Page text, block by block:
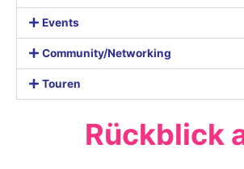
Events
Community/Networking
Touren
Rückblick